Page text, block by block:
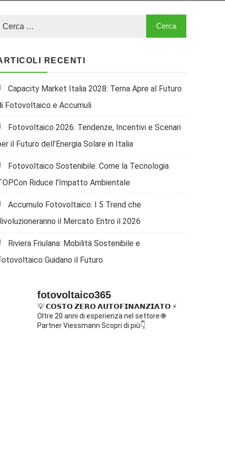
RECENTI
Capacity Market Italia 2028: Terna Apre al Futuro
Fotovoltaico e Accumuli
Fotovoltaico 2026: Tendenze, Incentivi e Scenari
il Futuro dell’Energia Solare in Italia
Fotovoltaico Sostenibile: Come la Tecnologia
Riduce l’Impatto Ambientale
Accumulo Fotovoltaico: I 5 Trend che
il Mercato Entro il 2026
Riviera Friulana: Mobilità Sostenibile e
Guidano il Futuro
fotovoltaico365
💡 𝗖𝗢𝗦𝗧𝗢 𝗭𝗘𝗥𝗢 𝗔𝗨𝗧𝗢𝗙𝗜𝗡𝗔𝗡𝗭𝗜𝗔𝗧𝗢 ⚡
Oltre 20 anni di esperienza nel settore🌐
Partner Viessmann Scopri di più👇